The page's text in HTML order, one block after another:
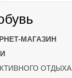
МАГАЗИН
ОТДЫХА